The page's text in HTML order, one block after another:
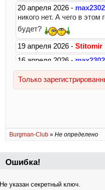
Burgman-Club » Не определено
Ошибка!
Не указан секретный ключ.